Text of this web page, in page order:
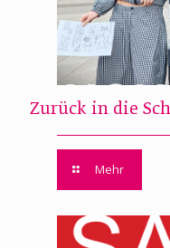
Zurück in die
Mehr